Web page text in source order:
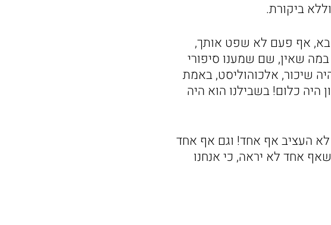
ביקורת.
אף פעם לא שפט אותך,
שאין, שם שמענו סיפורי
שיכור, אלכוהוליסט, באמת
כלום! בשבילנו הוא היה
לא העציב אף אחד! וגם אף אחד
אחד לא יראה, כי אנחנו